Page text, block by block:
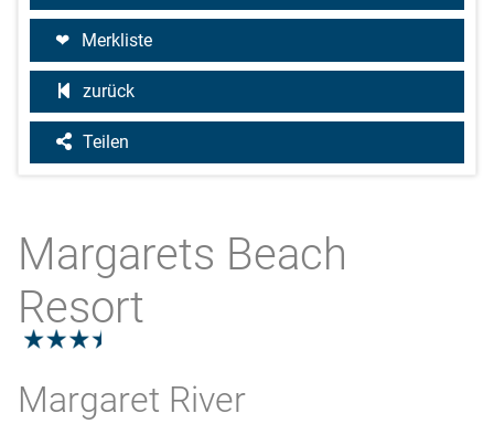
Merkliste
zurück
Teilen
Margarets Beach
Resort
3.5
Margaret River